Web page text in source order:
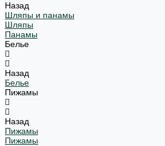
Назад
Шляпы и панамы
Шляпы
Панамы
Белье
Назад
Белье
Пижамы
Назад
Пижамы
Пижамы